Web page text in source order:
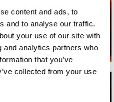
content and ads, to
and to analyse our traffic.
your use of our site with
and analytics partners who
that you’ve
collected from your use